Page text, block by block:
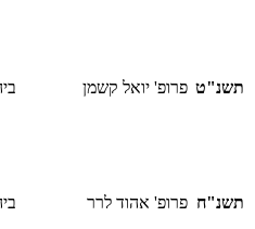
תשנ"ט פרופ' יואל קשמן
תשנ"ח פרופ' אהוד לרר